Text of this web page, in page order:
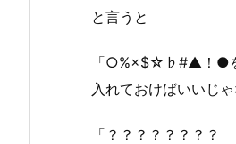
と言うと
「○%×$☆♭#▲！●
入れておけばいいじゃ
「？？？？？？？？